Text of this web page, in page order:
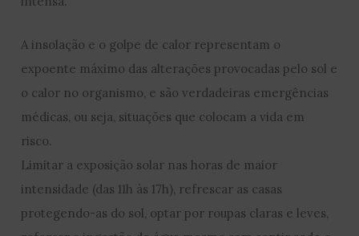
A insolação e o golpe de calor representam o
expoente máximo das alterações provocadas pelo sol e
o calor no organismo, e são verdadeiras emergências
médicas, ou seja, situações que colocam a vida em
risco.
Limitar a exposição solar nas horas de maior
intensidade (das 11h às 17h), refrescar as casas
protegendo-as do sol, optar por roupas claras e leves,